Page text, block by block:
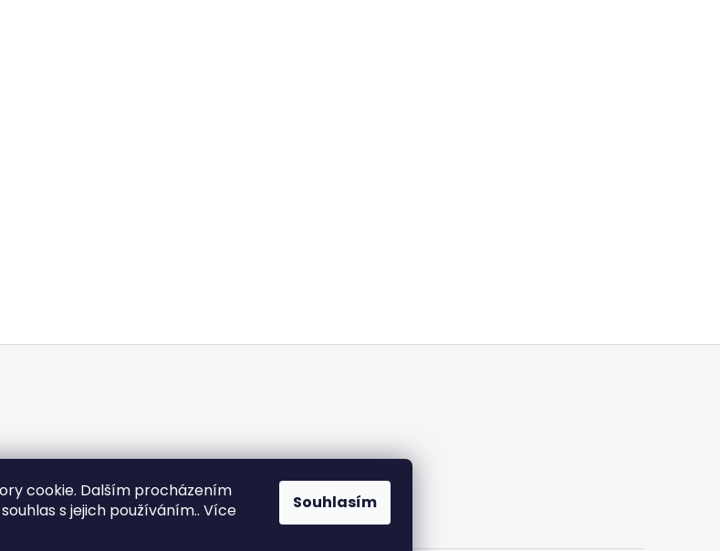
cookie. Dalším procházením
s jejich používáním.. Více
Souhlasím